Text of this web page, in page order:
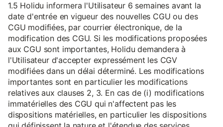
1.5 Holidu informera l'Utilisateur 6 semaines avant la
date d'entrée en vigueur des nouvelles CGU ou des
CGU modifiées, par courrier électronique, de la
modification des CGU. Si les modifications proposées
aux CGU sont importantes, Holidu demandera à
l'Utilisateur d'accepter expressément les CGV
modifiées dans un délai déterminé. Les modifications
importantes sont en particulier les modifications
relatives aux clauses 2, 3. En cas de (i) modifications
immatérielles des CGU qui n'affectent pas les
dispositions matérielles, en particulier les dispositions